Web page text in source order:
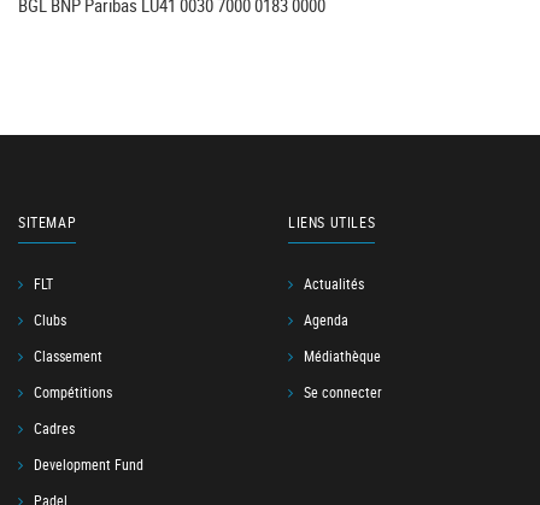
BGL BNP Paribas LU41 0030 7000 0183 0000
SITEMAP
FLT
Clubs
Classement
Compétitions
Cadres
Development Fund
Padel
LIENS UTILES
Actualités
Agenda
Médiathèque
Se connecter